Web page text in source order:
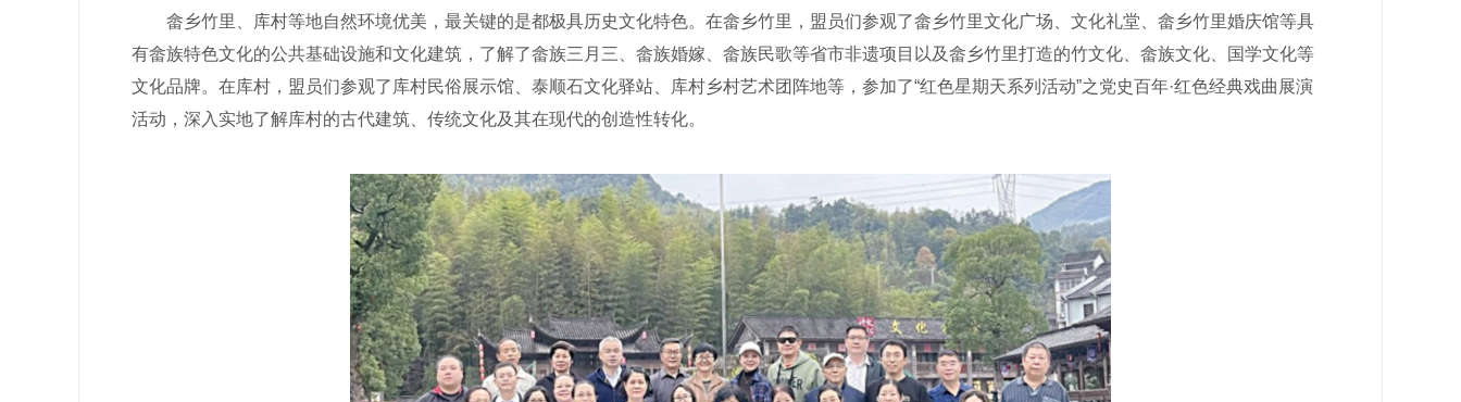
畲乡竹里、库村等地自然环境优美，最关键的是都极具历史文化特色。在畲乡竹里，盟员们参观了畲乡竹里文化广场、文化礼堂、畲乡竹里婚庆馆等具
有畲族特色文化的公共基础设施和文化建筑，了解了畲族三月三、畲族婚嫁、畲族民歌等省市非遗项目以及畲乡竹里打造的竹文化、畲族文化、国学文化等
文化品牌。在库村，盟员们参观了库村民俗展示馆、泰顺石文化驿站、库村乡村艺术团阵地等，参加了“红色星期天系列活动”之党史百年·红色经典戏曲展演
活动，深入实地了解库村的古代建筑、传统文化及其在现代的创造性转化。